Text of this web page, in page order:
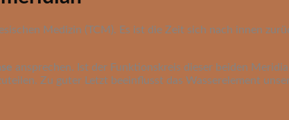
Medizin (TCM). Es ist die Zeit sich nach innen
ansprechen. Ist der Funktionskreis dieser beiden
Zu guter Letzt beeinflusst das Wasserelement